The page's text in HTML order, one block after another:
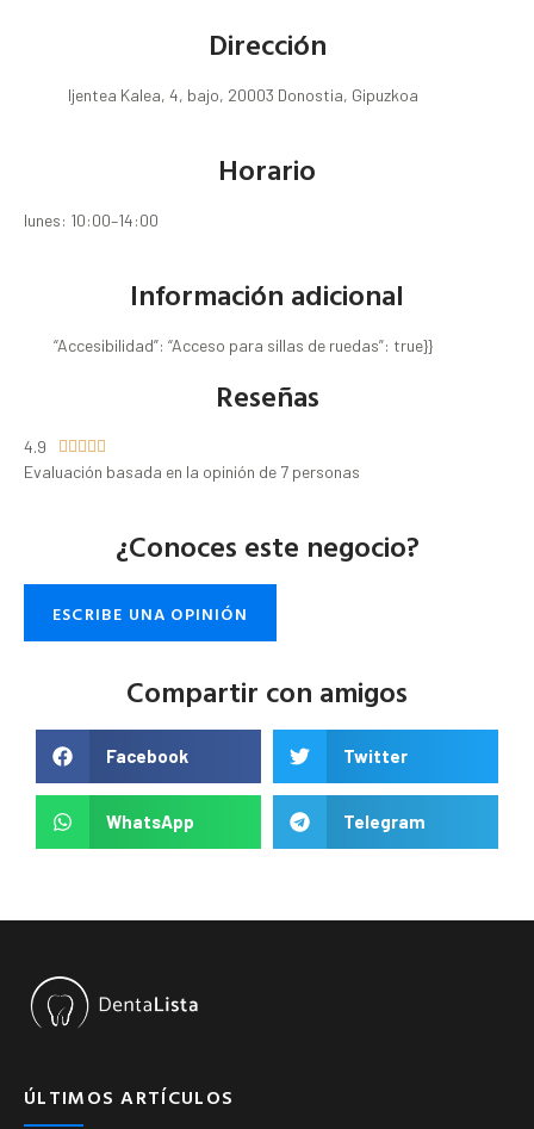
Dirección
Ijentea Kalea, 4, bajo, 20003 Donostia, Gipuzkoa
Horario
lunes: 10:00–14:00
Información adicional
“Accesibilidad”: “Acceso para sillas de ruedas”: true}}
Reseñas
4.9     
Evaluación basada en la opinión de 7 personas
¿Conoces este negocio?
ESCRIBE UNA OPINIÓN
Compartir con amigos
Facebook Twitter
WhatsApp Telegram
ÚLTIMOS ARTÍCULOS